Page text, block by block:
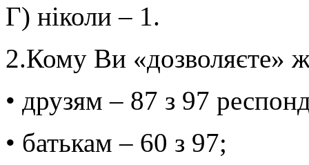
Г) ніколи – 1.
2.Кому Ви «дозволяєте»
• друзям – 87 з 97
• батькам – 60 з 97;